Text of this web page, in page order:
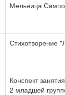
Мельница Сампо
Стихотворение
Конспект
2 младшей